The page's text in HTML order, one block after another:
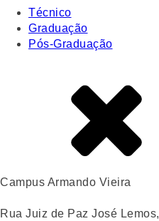
Técnico
Graduação
Pós-Graduação
Campus Armando Vieira
Rua Juiz de Paz José